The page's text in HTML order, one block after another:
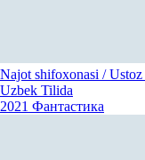
Najot shifoxonasi /
Uzbek Tilida
2021 Фантастика